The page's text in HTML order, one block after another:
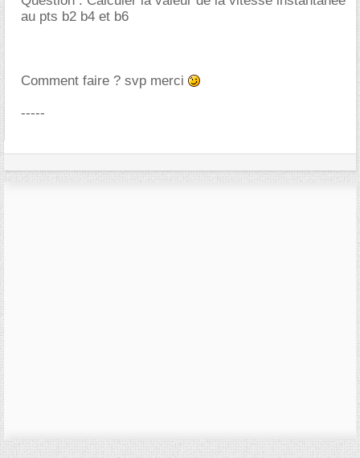
au pts b2 b4 et b6
Comment faire ? svp merci
-----